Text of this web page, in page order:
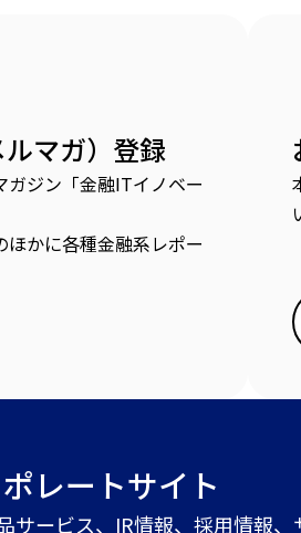
マガ）登録
ジン「金融ITイノベー
かに各種金融系レポー
レートサイト
サービス、IR情報、採用情報